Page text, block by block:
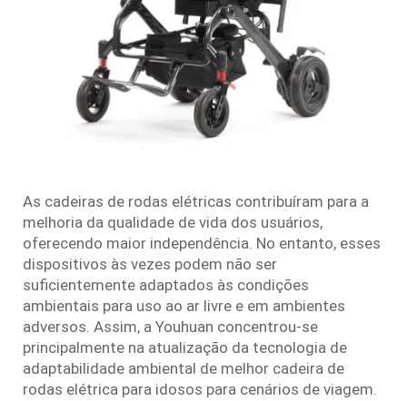
As cadeiras de rodas elétricas contribuíram para a
melhoria da qualidade de vida dos usuários,
oferecendo maior independência. No entanto, esses
dispositivos às vezes podem não ser
suficientemente adaptados às condições
ambientais para uso ao ar livre e em ambientes
adversos. Assim, a Youhuan concentrou-se
principalmente na atualização da tecnologia de
adaptabilidade ambiental de melhor cadeira de
rodas elétrica para idosos para cenários de viagem.